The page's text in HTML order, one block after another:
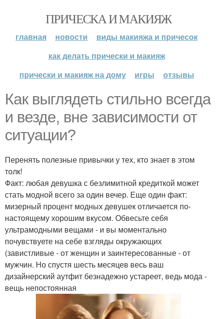
ПРИЧЕСКА И МАКИЯЖ
главная новости
виды макияжа и причесок
как делать прически и макияж
прически и макияж на дому
игры отзывы
Как выглядеть стильно всегда
и везде, вне зависимости от
ситуации?
Перенять полезные привычки у тех, кто знает в этом
толк!
Факт: любая девушка с безлимитной кредиткой может
стать модной всего за один вечер. Еще один факт:
мизерный процент модных девушек отличается по-
настоящему хорошим вкусом. Обвесьте себя
ультрамодными вещами - и вы моментально
почувствуете на себе взгляды окружающих
(завистливые - от женщин и заинтересованные - от
мужчин. Но спустя шесть месяцев весь ваш
дизайнерский аутфит безнадежно устареет, ведь мода -
вещь непостоянная